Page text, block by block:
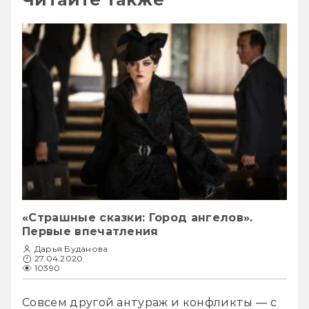
«Страшные сказки: Город ангелов».
Первые впечатления
Дарья Буданова
27.04.2020
10390
Совсем другой антураж и конфликты — с